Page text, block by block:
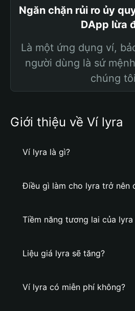
Ngăn chặn rủi ro ủy
DApp lừa
Là một ứng dụng ví,
người dùng là sứ
chúng
Giới thiệu về Ví lyra
Ví lyra là gì?
Điều gì làm cho lyra trở nên
Tiềm năng tương lai của lyra
Liệu giá lyra sẽ tăng?
Ví lyra có miễn phí không?